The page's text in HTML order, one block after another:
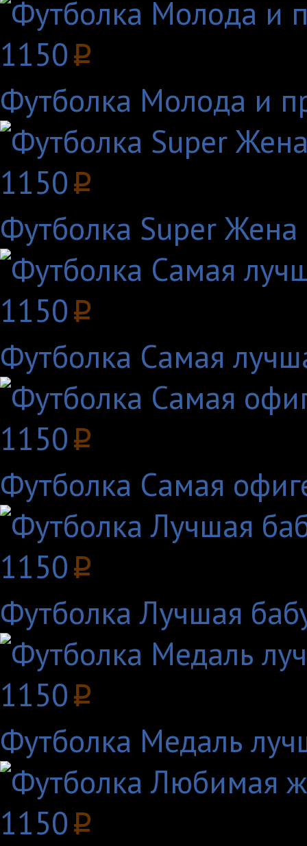
1150p
Футболка Молода и
1150p
Футболка Super Жена
1150p
Футболка Самая
1150p
Футболка Самая
1150p
Футболка Лучшая
1150p
Футболка Медаль
1150p